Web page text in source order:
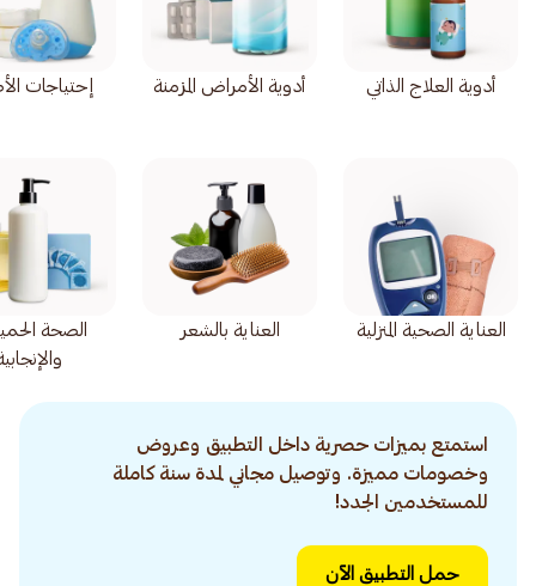
أدوية العلاج الذاتي أدوية الأمراض المزمنة إحتياجات
العناية الصحية المنزلية العناية بالشعر
الصحة
استمتع بميزات حصرية داخل التطبيق وعروض
وخصومات مميزة. وتوصيل مجاني لمدة سنة كاملة
للمستخدمين الجدد!
حمل التطبيق الآن